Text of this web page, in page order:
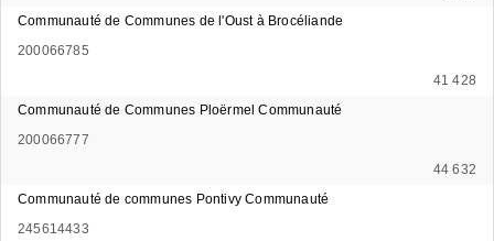
Communauté de Communes de l'Oust à Brocéliande
200066785
41 428
Communauté de Communes Ploërmel Communauté
200066777
44 632
Communauté de communes Pontivy Communauté
245614433